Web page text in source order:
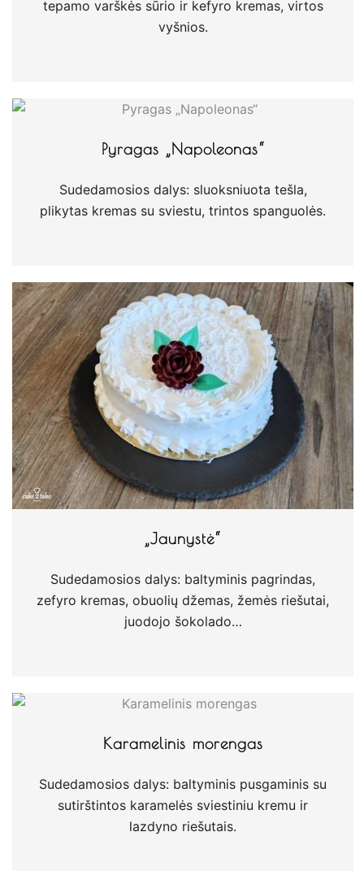
tepamo varškės sūrio ir kefyro kremas, virtos
vyšnios.
Pyragas „Napoleonas“
Sudedamosios dalys: sluoksniuota tešla,
plikytas kremas su sviestu, trintos spanguolės.
„Jaunystė“
Sudedamosios dalys: baltyminis pagrindas,
zefyro kremas, obuolių džemas, žemės riešutai,
juodojo šokolado…
Karamelinis morengas
Sudedamosios dalys: baltyminis pusgaminis su
sutirštintos karamelės sviestiniu kremu ir
lazdyno riešutais.